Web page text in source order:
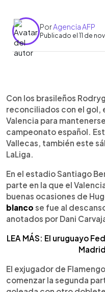
PorAgencia AFP
Publicado el 11 de
► Escuchar
Con los brasileños
reconciliados con el gol,
Valencia para
campeonato español.
Vallecas, también este
LaLiga.
En el estadio Santiago
parte en la que el
buenas ocasiones de
blanco se fue al
anotados por Dani
LEA MÁS: El uruguayo
El exjugador de
comenzar la segunda